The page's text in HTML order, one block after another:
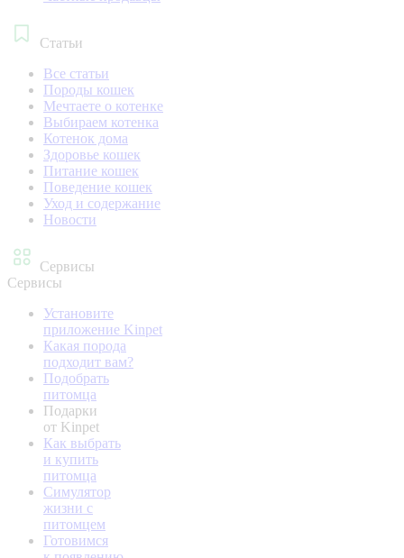
Статьи
Все статьи
Породы кошек
Мечтаете о котенке
Выбираем котенка
Котенок дома
Здоровье кошек
Питание кошек
Поведение кошек
Уход и содержание
Новости
Сервисы
Сервисы
Установите
приложение Kinpet
Какая порода
подходит вам?
Подобрать
питомца
Подарки
от Kinpet
Как выбрать
и купить
питомца
Симулятор
жизни с
питомцем
Готовимся